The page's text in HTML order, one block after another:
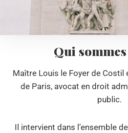
Qui
Maître Louis le Foyer de Costil
de Paris, avocat en droit
public.
Il intervient dans l’ensemble